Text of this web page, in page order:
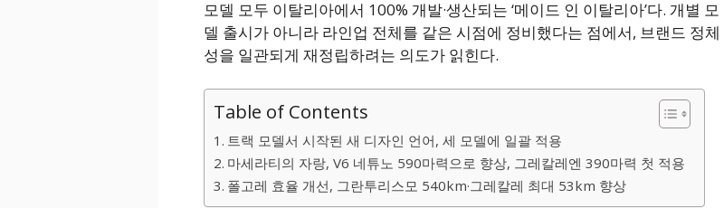
모델 모두 이탈리아에서 100% 개발·생산되는 ‘메이드 인 이탈리아’다. 개별 모
델 출시가 아니라 라인업 전체를 같은 시점에 정비했다는 점에서, 브랜드 정체
성을 일관되게 재정립하려는 의도가 읽힌다.
Table of Contents
트랙 모델서 시작된 새 디자인 언어, 세 모델에 일괄 적용
마세라티의 자랑, V6 네튜노 590마력으로 향상, 그레칼레엔 390마력 첫 적용
폴고레 효율 개선, 그란투리스모 540km·그레칼레 최대 53km 향상